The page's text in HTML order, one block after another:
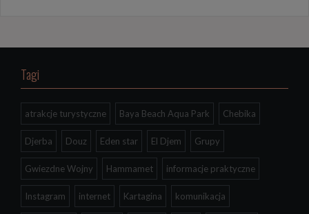
Tagi
atrakcje turystyczne Baya Beach Aqua Park Chebika
Djerba Douz Eden star El Djem Grupy
Gwiezdne Wojny Hammamet informacje praktyczne
Instagram internet Kartagina komunikacja